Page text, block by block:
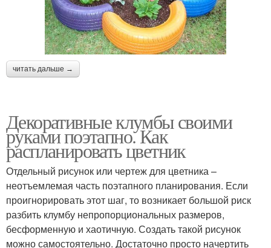
читать дальше →
Декоративные клумбы своими
руками поэтапно. Как
распланировать цветник
Отдельный рисунок или чертеж для цветника –
неотъемлемая часть поэтапного планирования. Если
проигнорировать этот шаг, то возникает большой риск
разбить клумбу непропорциональных размеров,
бесформенную и хаотичную. Создать такой рисунок
можно самостоятельно. Достаточно просто начертить